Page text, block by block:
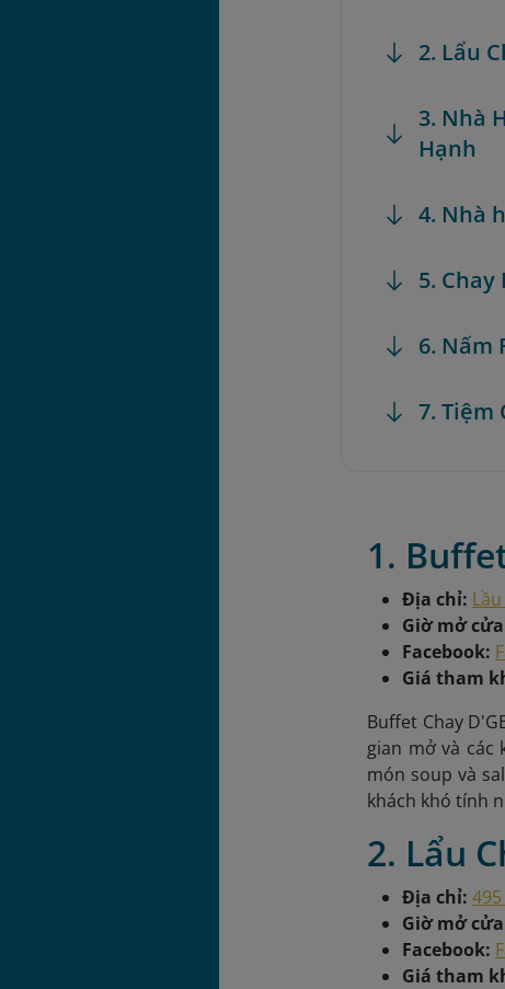
2. Lẩu
3. Nhà
Hạnh
4. Nhà
5. Chay
6. Nấm
7. Tiệm
1.
Địa chỉ:
Giờ mở
Facebook:
Giá tham
Buffet Chay
gian mở và các
món soup và
khách khó tính
2. Lẩu
Địa chỉ:
Giờ mở
Facebook:
Giá tham